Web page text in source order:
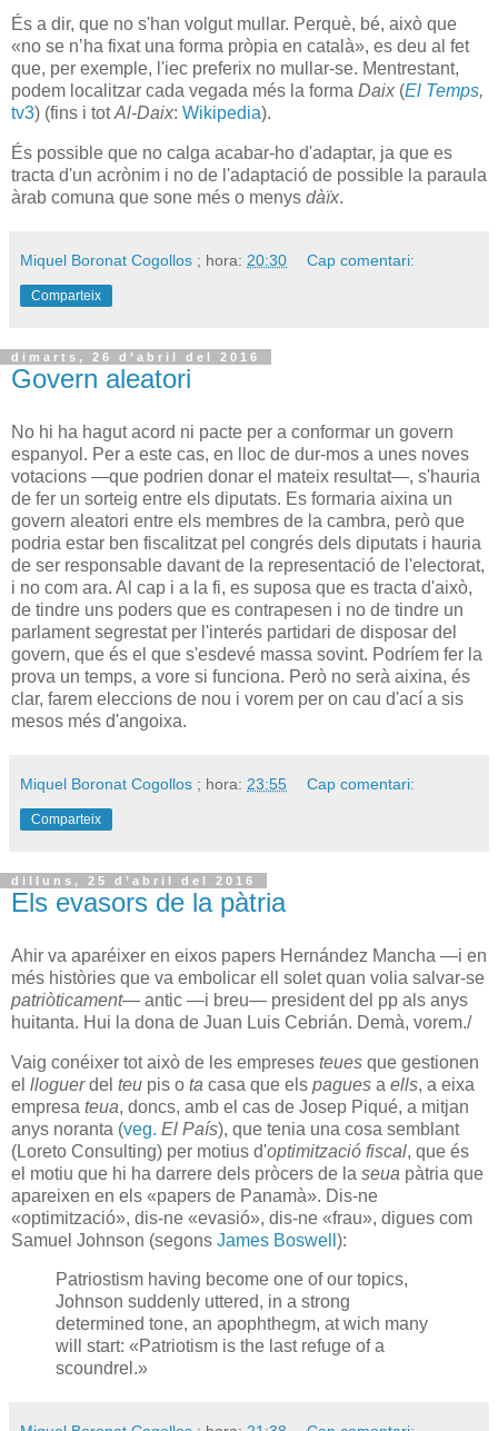
És a dir, que no s'han volgut mullar. Perquè, bé, això que
«no se n’ha fixat una forma pròpia en català», es deu al fet
que, per exemple, l'iec preferix no mullar-se. Mentrestant,
podem localitzar cada vegada més la forma Daix (El Temps,
tv3) (fins i totAl-Daix: Wikipedia).
És possible que no calga acabar-ho d'adaptar, ja que es
tracta d'un acrònim i no de l'adaptació de possible la paraula
àrab comuna que sone més o menys dàïx.
Miquel Boronat Cogollos ; hora: 20:30 Cap comentari:
Comparteix
dimarts, 26 d’abril del 2016
Govern aleatori
No hi ha hagut acord ni pacte per a conformar un govern
espanyol. Per a este cas, en lloc de dur-mos a unes noves
votacions —que podrien donar el mateix resultat—, s'hauria
de fer un sorteig entre els diputats. Es formaria aixina un
govern aleatori entre els membres de la cambra, però que
podria estar ben fiscalitzat pel congrés dels diputats i hauria
de ser responsable davant de la representació de l'electorat,
i no com ara. Al cap i a la fi, es suposa que es tracta d'això,
de tindre uns poders que es contrapesen i no de tindre un
parlament segrestat per l'interés partidari de disposar del
govern, que és el que s'esdevé massa sovint. Podríem fer la
prova un temps, a vore si funciona. Però no serà aixina, és
clar, farem eleccions de nou i vorem per on cau d'ací a sis
mesos més d'angoixa.
Miquel Boronat Cogollos ; hora: 23:55 Cap comentari:
Comparteix
dilluns, 25 d’abril del 2016
Els evasors de la pàtria
Ahir va aparéixer en eixos papers Hernández Mancha —i en
més històries que va embolicar ell solet quan volia salvar-se
patriòticament— antic —i breu— president del pp als anys
huitanta. Hui la dona de Juan Luis Cebrián. Demà, vorem./
Vaig conéixer tot això de les empreses teues que gestionen
el lloguerdel teu pis o ta casa que els pagues a ells, a eixa
empresa teua, doncs, amb el cas de Josep Piqué, a mitjan
anys noranta (veg. El País), que tenia una cosa semblant
(Loreto Consulting) per motius d'optimització fiscal, que és
el motiu que hi ha darrere dels pròcers de la seua pàtria que
apareixen en els «papers de Panamà». Dis-ne
«optimització», dis-ne «evasió», dis-ne «frau», digues com
Samuel Johnson (segons James Boswell ):
Patriostism having become one of our topics,
Johnson suddenly uttered, in a strong
determined tone, an apophthegm, at wich many
will start: «Patriotism is the last refuge of a
scoundrel.»